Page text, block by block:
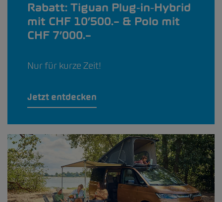
Rabatt: Tiguan Plug‑in‑Hybrid
mit CHF 10’500.– & Polo mit
CHF 7’000.–
Nur für kurze Zeit!
Jetzt entdecken